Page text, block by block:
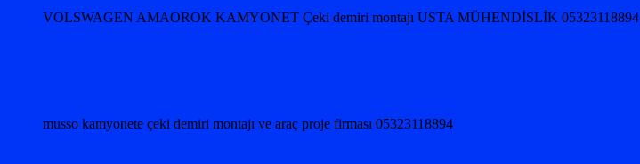
VOLSWAGEN AMAOROK KAMYONET Çeki demiri montajı USTA MÜHENDİSLİK 05323118894
musso kamyonete çeki demiri montajı ve araç proje firması 05323118894